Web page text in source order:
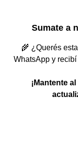
Sumate a
🌾 ¿Querés
WhatsApp y
¡Mantente